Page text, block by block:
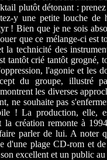
plutôt détonant :
y une petite louche de
! Bien que je ne sois
que ce mélange-ci est
la technicité des
tantôt crié tantôt grogné,
l'agonie et les
du groupe, illustré
les diverses
ne souhaite pas
! La production, elle,
la création remonte à
parler de lui. A noter
d'une plage CD-rom et
excellent et un public